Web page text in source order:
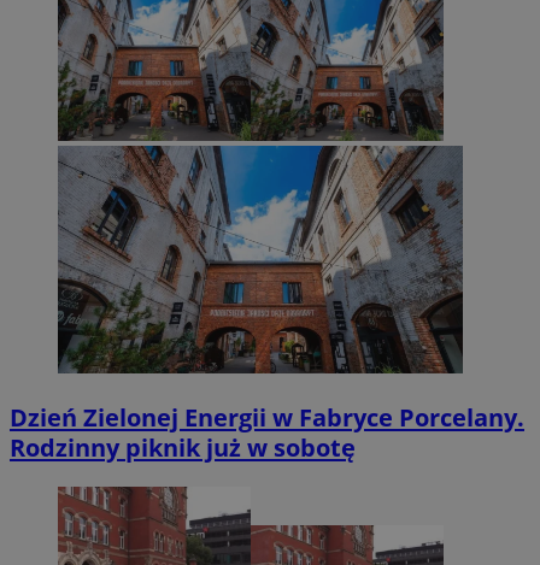
Dzień Zielonej Energii w Fabryce Porcelany.
Rodzinny piknik już w sobotę